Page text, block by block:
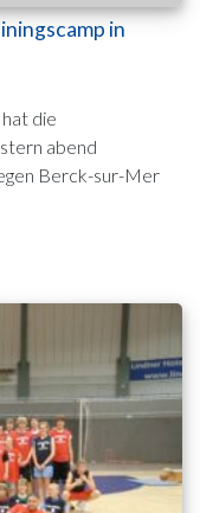
in
die
abend
Berck-sur-Mer